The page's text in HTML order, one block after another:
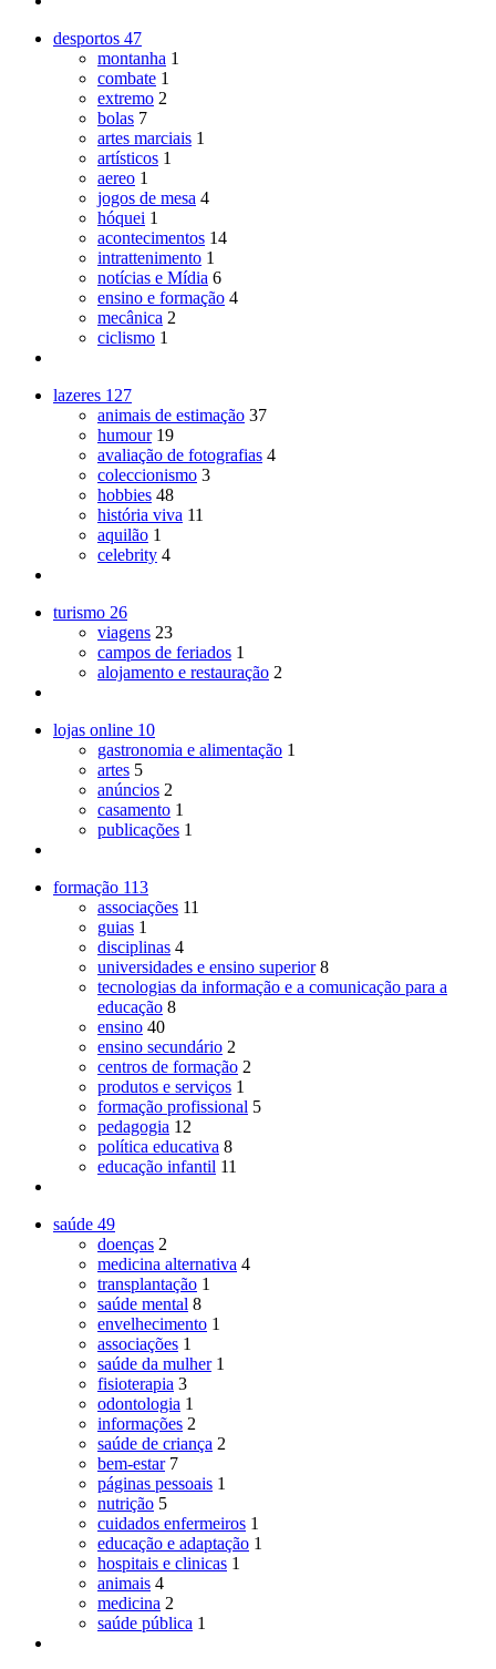
desportos 47
montanha 1
combate 1
extremo 2
bolas 7
artes marciais 1
artísticos 1
aereo 1
jogos de mesa 4
hóquei 1
acontecimentos 14
intrattenimento 1
notícias e Mídia 6
ensino e formação 4
mecânica 2
ciclismo 1
lazeres 127
animais de estimação 37
humour 19
avaliação de fotografias 4
coleccionismo 3
hobbies 48
história viva 11
aquilão 1
celebrity 4
turismo 26
viagens 23
campos de feriados 1
alojamento e restauração 2
lojas online 10
gastronomia e alimentação 1
artes 5
anúncios 2
casamento 1
publicações 1
formação 113
associações 11
guias 1
disciplinas 4
universidades e ensino superior 8
tecnologias da informação e a comunicação para a
educação 8
ensino 40
ensino secundário 2
centros de formação 2
produtos e serviços 1
formação profissional 5
pedagogia 12
política educativa 8
educação infantil 11
saúde 49
doenças 2
medicina alternativa 4
transplantação 1
saúde mental 8
envelhecimento 1
associações 1
saúde da mulher 1
fisioterapia 3
odontologia 1
informações 2
saúde de criança 2
bem-estar 7
páginas pessoais 1
nutrição 5
cuidados enfermeiros 1
educação e adaptação 1
hospitais e clinicas 1
animais 4
medicina 2
saúde pública 1